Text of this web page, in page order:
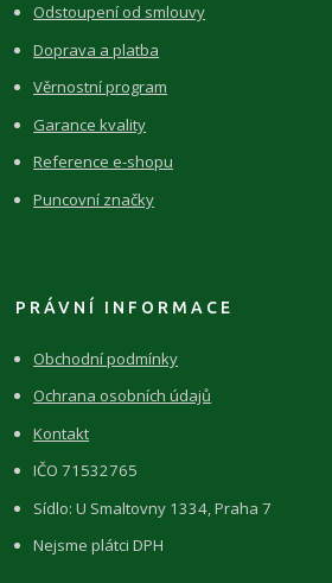
Odstoupení od smlouvy
Doprava a platba
Věrnostní program
Garance kvality
Reference e-shopu
Puncovní značky
PRÁVNÍ INFORMACE
Obchodní podmínky
Ochrana osobních údajů
Kontakt
IČO 71532765
Sídlo: U Smaltovny 1334, Praha 7
Nejsme plátci DPH